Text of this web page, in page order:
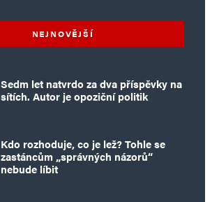
NEJNOVĚJŠÍ
Sedm let natvrdo za dva příspěvky na
sítích. Autor je opoziční politik
Kdo rozhoduje, co je lež? Tohle se
zastáncům „správných názorů“
nebude líbit